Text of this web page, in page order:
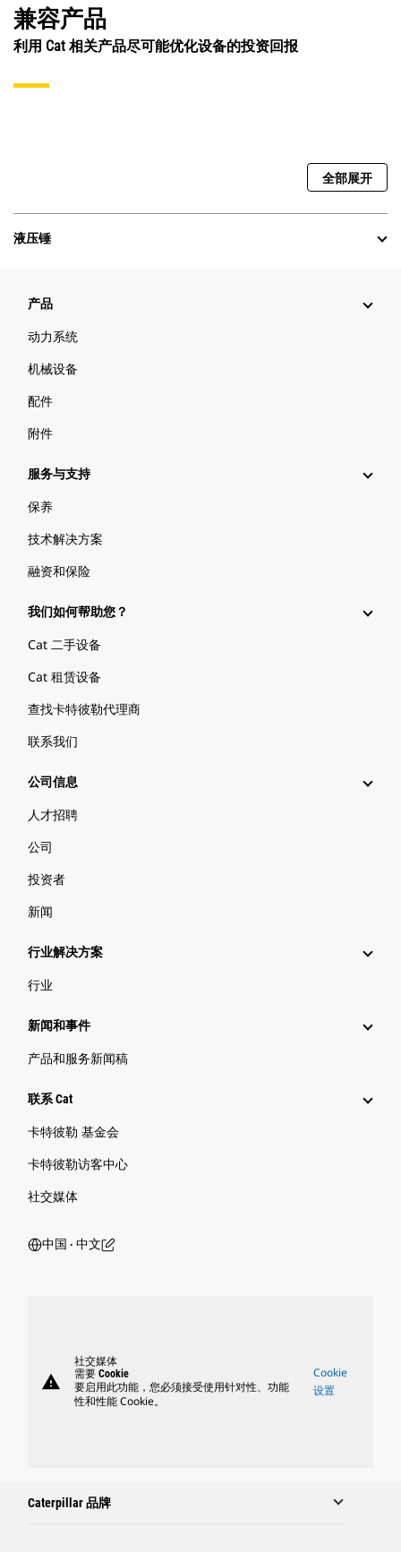
兼容产品
利用 Cat 相关产品尽可能优化设备的投资回报
全部展开
液压锤
产品
动力系统
机械设备
配件
附件
服务与支持
保养
技术解决方案
融资和保险
我们如何帮助您？
Cat 二手设备
Cat 租赁设备
查找卡特彼勒代理商
联系我们
公司信息
人才招聘
公司
投资者
新闻
行业解决方案
行业
新闻和事件
产品和服务新闻稿
联系 Cat
卡特彼勒 基金会
卡特彼勒访客中心
社交媒体
中国 ‧ 中文
warning
社交媒体
需要 Cookie
要启用此功能，您必须接受使用针对性、功能
性和性能 Cookie。
Cookie
设置
Caterpillar 品牌